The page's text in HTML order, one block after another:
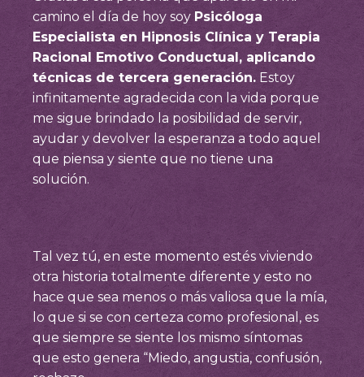
camino el día de hoy soy Psicóloga
Especialista en Hipnosis Clínica y Terapia
Racional Emotivo Conductual, aplicando
técnicas de tercera generación. Estoy
infinitamente agradecida con la vida porque
me sigue brindado la posibilidad de servir,
ayudar y devolver la esperanza a todo aquel
que piensa y siente que no tiene una
solución.
Tal vez tú, en este momento estés viviendo
otra historia totalmente diferente y esto no
hace que sea menos o más valiosa que la mía,
lo que si se con certeza como profesional, es
que siempre se siente los mismo síntomas
que esto genera “Miedo, angustia, confusión,